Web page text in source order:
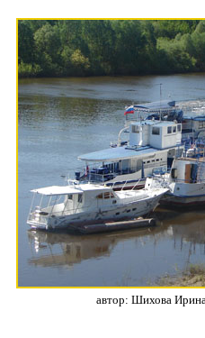
автор: Шихова Ирина